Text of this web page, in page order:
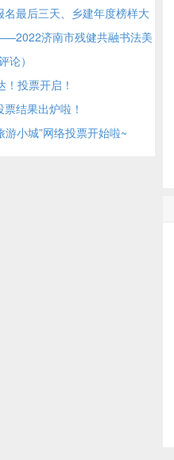
最后三天、乡建年度榜样大
济南市残健共融书法美
论）
！投票开启！
结果出炉啦！
小城”网络投票开始啦~